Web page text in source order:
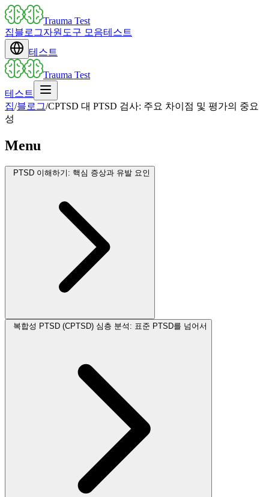
Trauma Test
집블로그자원 도구 모음테스트
테스트
Trauma Test
테스트
집/블로그/CPTSD 대 PTSD 검사: 주요 차이점 및 평가의 중요
성
Menu
PTSD 이해하기: 핵심 증상과 유발 요인
복합성 PTSD (CPTSD) 심층 분석: 표준 PTSD를 넘어서